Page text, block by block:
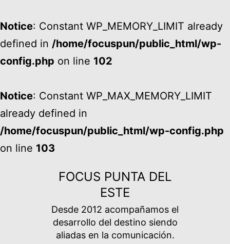
Notice: Constant WP_MEMORY_LIMIT already
defined in /home/focuspun/public_html/wp-
config.php on line 102
Notice: Constant WP_MAX_MEMORY_LIMIT
already defined in
/home/focuspun/public_html/wp-config.php
on line 103
FOCUS PUNTA DEL
ESTE
Desde 2012 acompañamos el
desarrollo del destino siendo
aliadas en la comunicación.